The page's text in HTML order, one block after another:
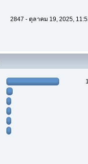
2847 - ตุลาคม 19, 2025,